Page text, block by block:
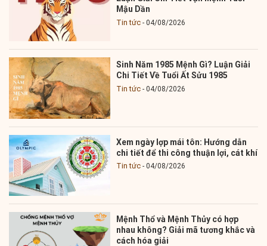
Mậu Dần
Tin tức 04/08/2026
Sinh Năm 1985 Mệnh Gì? Luận Giải
Chi Tiết Về Tuổi Ất Sửu 1985
Tin tức 04/08/2026
Xem ngày lợp mái tôn: Hướng dẫn
chi tiết để thi công thuận lợi, cát khí
Tin tức 04/08/2026
Mệnh Thổ và Mệnh Thủy có hợp
nhau không? Giải mã tương khắc và
cách hóa giải